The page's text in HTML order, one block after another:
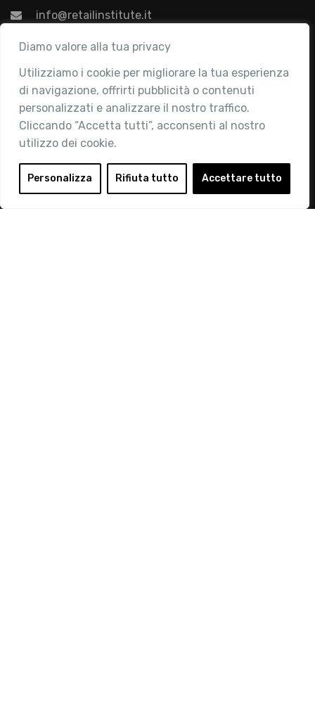
Diamo valore alla tua privacy
Utilizziamo i cookie per migliorare la tua esperienza
di navigazione, offrirti pubblicità o contenuti
personalizzati e analizzare il nostro traffico.
Cliccando “Accetta tutti”, acconsenti al nostro
utilizzo dei cookie.
Personalizza Rifiuta tutto Accettare tutto
info@retailinstitute.it
Associazione
Chi siamo
Attività
Contatti
Area Riservata
Login
Diventa Socio